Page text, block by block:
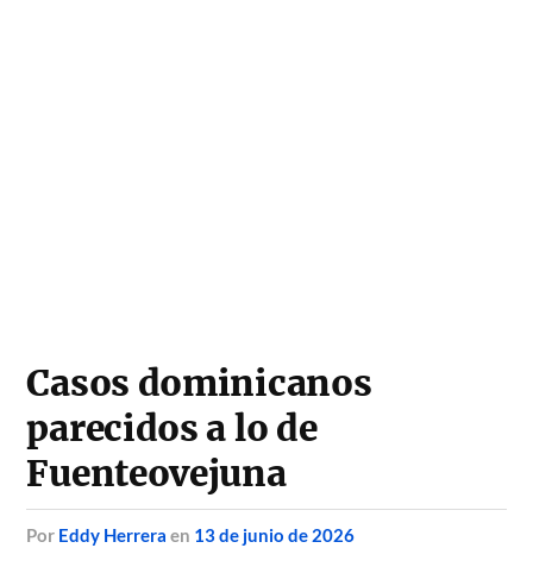
Casos dominicanos
parecidos a lo de
Fuenteovejuna
por Eddy Herrera en 13 de junio de 2026